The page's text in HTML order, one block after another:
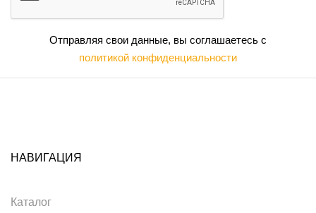
Отправляя свои данные, вы соглашаетесь с
политикой конфиденциальности
НАВИГАЦИЯ
Каталог